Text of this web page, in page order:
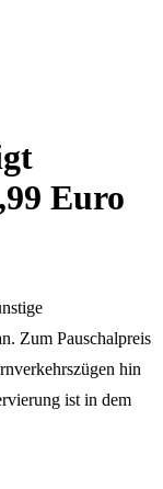
Euro
Zum Pauschalpreis
hin
ist in dem